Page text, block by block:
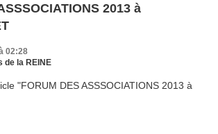
2013 à
02:28
de la REINE